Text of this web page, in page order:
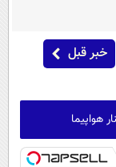
خبر قبل
هواپیما